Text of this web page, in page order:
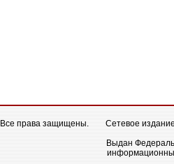
права защищены.
Сетевое
Выдан